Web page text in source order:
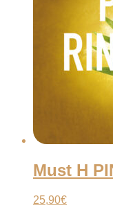
Must H
25,90€